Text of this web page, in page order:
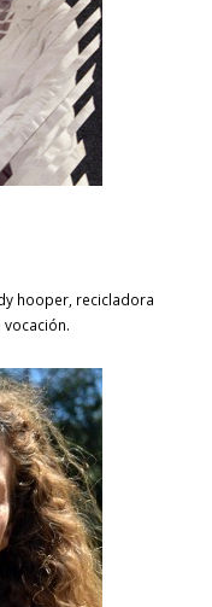
hooper, recicladora